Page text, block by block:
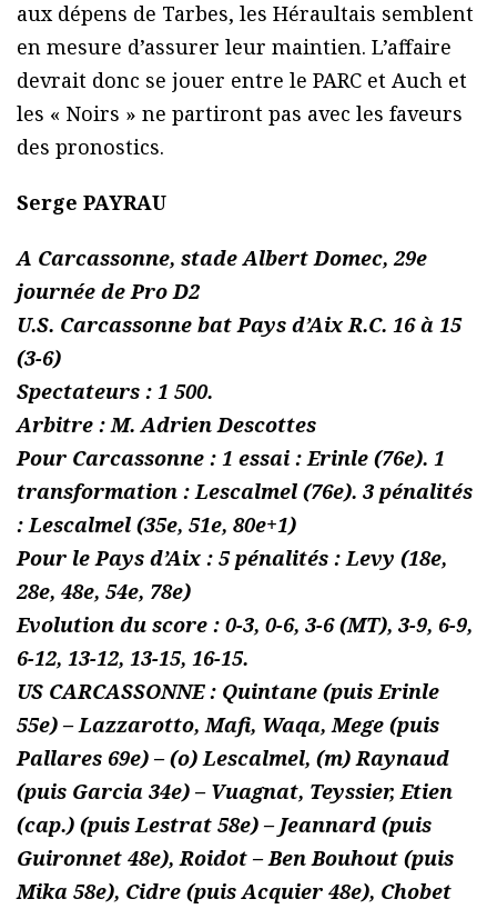
aux dépens de Tarbes, les Héraultais semblent
en mesure d’assurer leur maintien. L’affaire
devrait donc se jouer entre le PARC et Auch et
les « Noirs » ne partiront pas avec les faveurs
des pronostics.
Serge PAYRAU
A Carcassonne, stade Albert Domec, 29e
journée de Pro D2
U.S. Carcassonne bat Pays d’Aix R.C. 16 à 15
(3-6)
Spectateurs : 1 500.
Arbitre : M. Adrien Descottes
Pour Carcassonne : 1 essai : Erinle (76e). 1
transformation : Lescalmel (76e). 3 pénalités
: Lescalmel (35e, 51e, 80e+1)
Pour le Pays d’Aix : 5 pénalités : Levy (18e,
28e, 48e, 54e, 78e)
Evolution du score : 0-3, 0-6, 3-6 (MT), 3-9, 6-9,
6-12, 13-12, 13-15, 16-15.
US CARCASSONNE : Quintane (puis Erinle
55e) – Lazzarotto, Mafi, Waqa, Mege (puis
Pallares 69e) – (o) Lescalmel, (m) Raynaud
(puis Garcia 34e) – Vuagnat, Teyssier, Etien
(cap.) (puis Lestrat 58e) – Jeannard (puis
Guironnet 48e), Roidot – Ben Bouhout (puis
Mika 58e), Cidre (puis Acquier 48e), Chobet